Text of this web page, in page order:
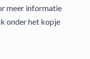
meer informatie
onder het kopje